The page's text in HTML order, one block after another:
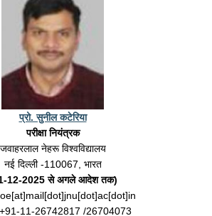
प्रो. सुनील कटेरिया
परीक्षा नियंत्रक
जवाहरलाल नेहरू विश्वविद्यालय
नई दिल्ली -110067, भारत
12-2025 से अगले आदेश तक)
+91-11-26742817 /26704073